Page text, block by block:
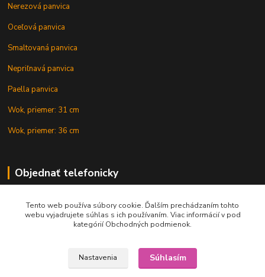
Nerezová panvica
Oceľová panvica
Smaltovaná panvica
Nepriľnavá panvica
Paella panvica
Wok, priemer: 31 cm
Wok, priemer: 36 cm
Objednať telefonicky
+421 902 212 007
Tento web používa súbory cookie. Ďalším prechádzaním tohto
webu vyjadrujete súhlas s ich používaním. Viac informácií v pod
kategórií Obchodných podmienok.
Nastavenia Súhlasím